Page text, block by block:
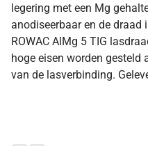
legering met een Mg
anodiseerbaar en de draad
ROWAC AlMg 5 TIG
hoge eisen worden gesteld
van de lasverbinding.